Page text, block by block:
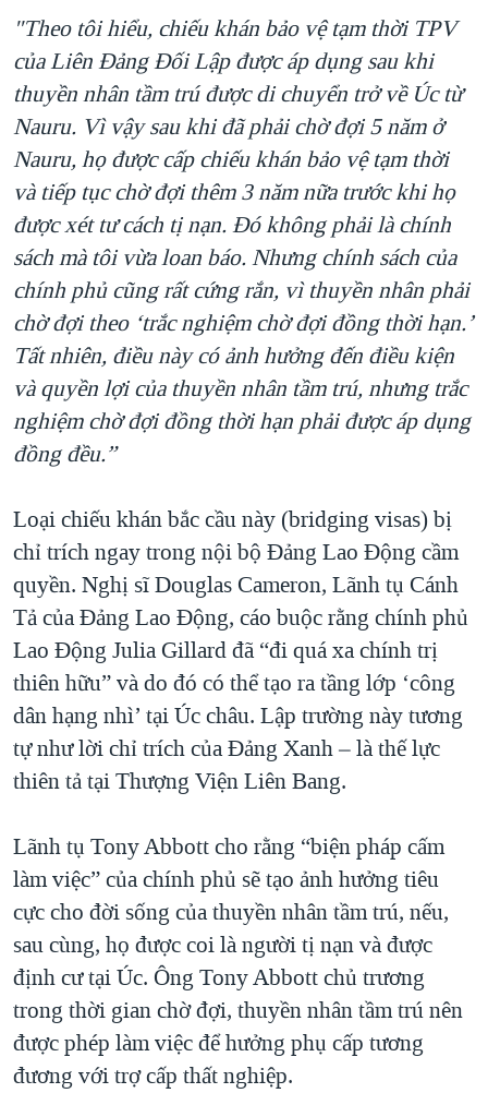
"Theo tôi hiểu, chiếu khán bảo vệ tạm thời TPV
của Liên Đảng Đối Lập được áp dụng sau khi
thuyền nhân tầm trú được di chuyển trở về Úc từ
Nauru. Vì vậy sau khi đã phải chờ đợi 5 năm ở
Nauru, họ được cấp chiếu khán bảo vệ tạm thời
và tiếp tục chờ đợi thêm 3 năm nữa trước khi họ
được xét tư cách tị nạn. Đó không phải là chính
sách mà tôi vừa loan báo. Nhưng chính sách của
chính phủ cũng rất cứng rắn, vì thuyền nhân phải
chờ đợi theo ‘trắc nghiệm chờ đợi đồng thời hạn.’
Tất nhiên, điều này có ảnh hưởng đến điều kiện
và quyền lợi của thuyền nhân tầm trú, nhưng trắc
nghiệm chờ đợi đồng thời hạn phải được áp dụng
đồng đều.”
Loại chiếu khán bắc cầu này (bridging visas) bị
chỉ trích ngay trong nội bộ Đảng Lao Động cầm
quyền. Nghị sĩ Douglas Cameron, Lãnh tụ Cánh
Tả của Đảng Lao Động, cáo buộc rằng chính phủ
Lao Động Julia Gillard đã “đi quá xa chính trị
thiên hữu” và do đó có thể tạo ra tầng lớp ‘công
dân hạng nhì’ tại Úc châu. Lập trường này tương
tự như lời chỉ trích của Đảng Xanh – là thế lực
thiên tả tại Thượng Viện Liên Bang.
Lãnh tụ Tony Abbott cho rằng “biện pháp cấm
làm việc” của chính phủ sẽ tạo ảnh hưởng tiêu
cực cho đời sống của thuyền nhân tầm trú, nếu,
sau cùng, họ được coi là người tị nạn và được
định cư tại Úc. Ông Tony Abbott chủ trương
trong thời gian chờ đợi, thuyền nhân tầm trú nên
được phép làm việc để hưởng phụ cấp tương
đương với trợ cấp thất nghiệp.